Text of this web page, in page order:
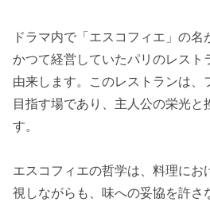
ドラマ内で「エスコフィエ」の
かつて経営していたパリのレスト
由来します。このレストランは、
目指す場であり、主人公の栄光と
す。
エスコフィエの哲学は、料理にお
視しながらも、味への妥協を許さ